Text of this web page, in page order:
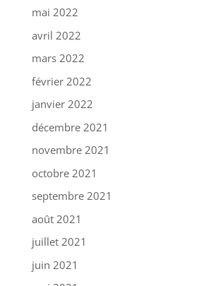
mai 2022
avril 2022
mars 2022
février 2022
janvier 2022
décembre 2021
novembre 2021
octobre 2021
septembre 2021
août 2021
juillet 2021
juin 2021